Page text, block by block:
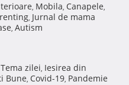
, Mobila, Canapele,
, Jurnal de mama
, Autism
Tema zilei, Iesirea din
Bune, Covid-19, Pandemie